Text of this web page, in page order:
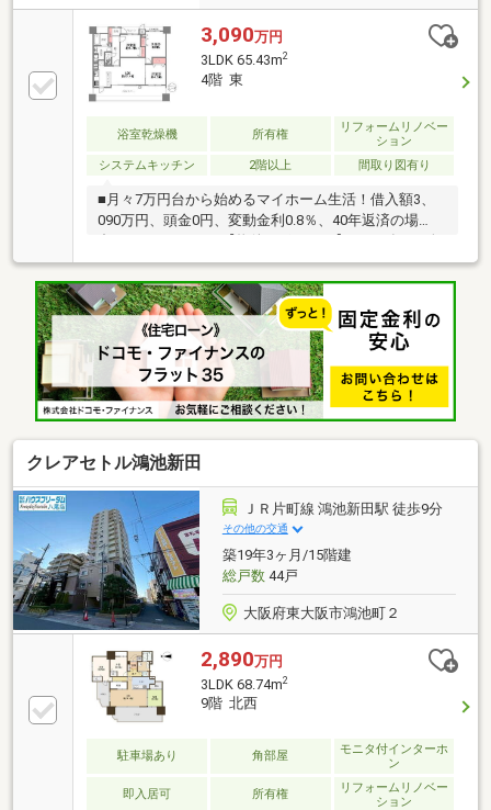
3,090万円
3LDK 65.43m2
4階 東
浴室乾燥機 所有権
リフォームリノベー
ション
システムキッチン
2階以上 間取り図有り
■月々7万円台から始めるマイホーム生活！借入額3、
090万円、頭金0円、変動金利0.8％、40年返済の場
装完了！床暖房＆食洗機＆浴室乾燥機付●オートロッ
ク完備！4階部分・東向きバルコニー♪●LDKは約16帖
のゆとりある空間♪家具配置もしやすく、家族が自然
と集まる住まいです！●クロス＆フローリング貼替え
済3LDK♪【交通】●ＪＲ片町線/鴻池新田駅から徒歩約7
分♪●近鉄けいはんな線/荒本駅から徒歩約35分♪■お問
合せは■全国725店舗展開中の「ハウスドゥ東大阪日
下」まで！ご連絡お待ちしております！ 【072…
クレアセトル鴻池新田
ＪＲ片町線 鴻池新田駅 徒歩9分
その他の交通
築19年3ヶ月/15階建
総戸数44戸
大阪府東大阪市鴻池町２
2,890万円
3LDK 68.74m2
9階 北西
駐車場あり 角部屋
モニタ付インターホ
ン
即入居可 所有権
リフォームリノベー
ション